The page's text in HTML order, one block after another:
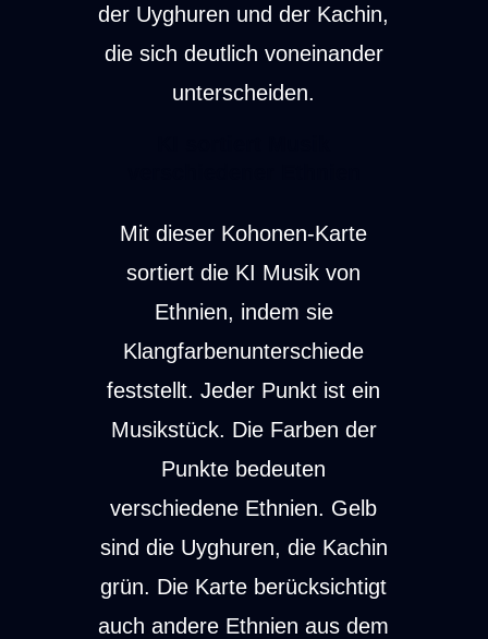
der Uyghuren und der Kachin,
die sich deutlich voneinander
unterscheiden.
Mit dieser Kohonen-Karte
sortiert die KI Musik von
Ethnien, indem sie
Klangfarbenunterschiede
feststellt. Jeder Punkt ist ein
Musikstück. Die Farben der
Punkte bedeuten
verschiedene Ethnien. Gelb
sind die Uyghuren, die Kachin
grün. Die Karte berücksichtigt
auch andere Ethnien aus dem